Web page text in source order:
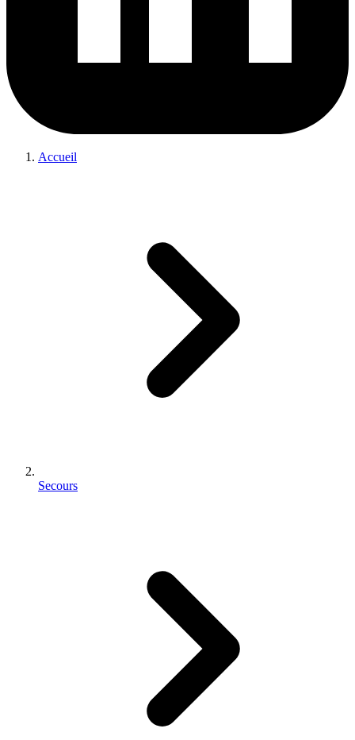
Accueil
Secours